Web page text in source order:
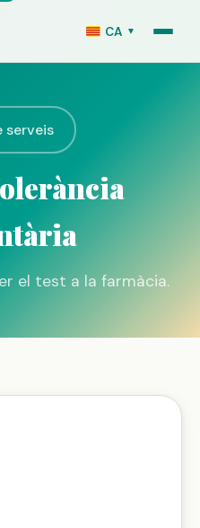
CA ▼
serveis
el test a la farmàcia.